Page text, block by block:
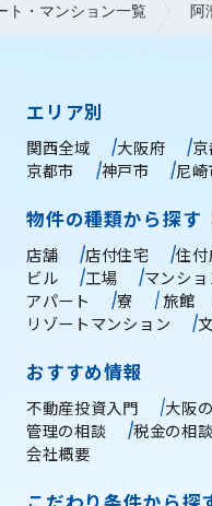
ト・マンション一覧 阿
エリア別
関西全域 大阪府 京
京都市
神戸市 尼崎
物件の種類から探す
店舗
店付住宅 住付
ビル
工場 マンショ
アパート
寮 旅館
リゾートマンション
おすすめ情報
不動産投資入門 大阪
管理の相談
税金の相談
会社概要